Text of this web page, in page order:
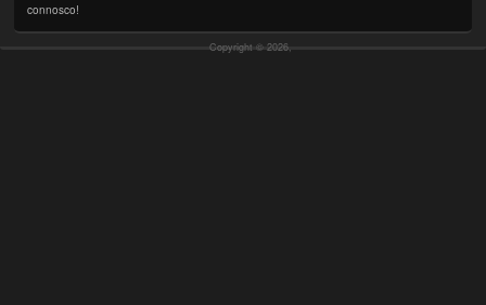
connosco!
Copyright © 2026,